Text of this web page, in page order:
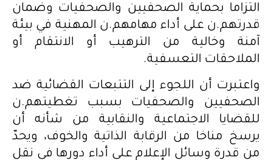
التزاما بحماية الصحفيين والصحفيات وضمان
قدرتهم.ن على أداء مهامهم.ن المهنية في بيئة
آمنة وخالية من الترهيب أو الانتقام أو
الملاحقات التعسفية.
واعتبرت أن اللجوء إلى التتبعات القضائية ضد
الصحفيين والصحفيات بسبب تغطيتهم.ن
للقضايا الاجتماعية والنقابية من شأنه أن
يرسخ مناخا من الرقابة الذاتية والخوف، ويحدّ
من قدرة وسائل الإعلام على أداء دورها في نقل